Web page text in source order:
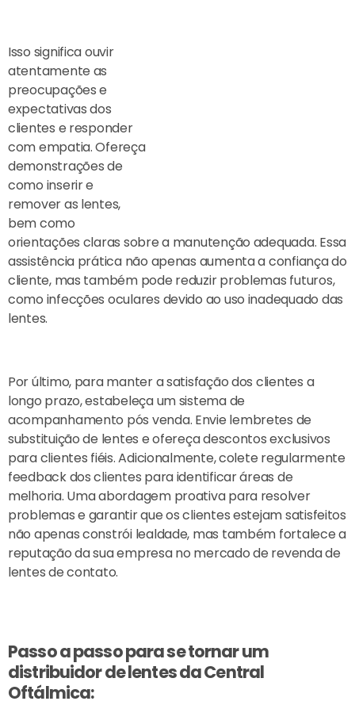
Isso significa ouvir
atentamente as
preocupações e
expectativas dos
clientes e responder
com empatia. Ofereça
demonstrações de
como inserir e
remover as lentes,
bem como
orientações claras sobre a manutenção adequada. Essa
assistência prática não apenas aumenta a confiança do
cliente, mas também pode reduzir problemas futuros,
como infecções oculares devido ao uso inadequado das
lentes.
Por último, para manter a satisfação dos clientes a
longo prazo, estabeleça um sistema de
acompanhamento pós venda. Envie lembretes de
substituição de lentes e ofereça descontos exclusivos
para clientes fiéis. Adicionalmente, colete regularmente
feedback dos clientes para identificar áreas de
melhoria. Uma abordagem proativa para resolver
problemas e garantir que os clientes estejam satisfeitos
não apenas constrói lealdade, mas também fortalece a
reputação da sua empresa no mercado de revenda de
lentes de contato.
Passo a passo para se tornar um
distribuidor de lentes da Central
Oftálmica: